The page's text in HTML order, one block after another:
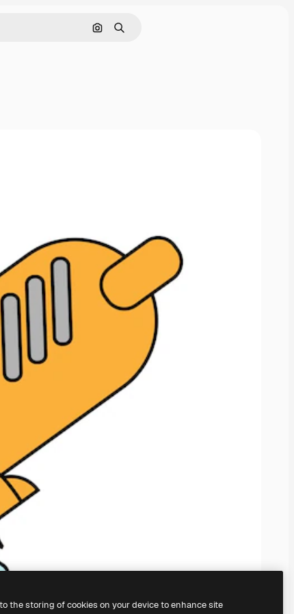
Nach Bild suchen
Suchen
the storing of cookies on your device to enhance site